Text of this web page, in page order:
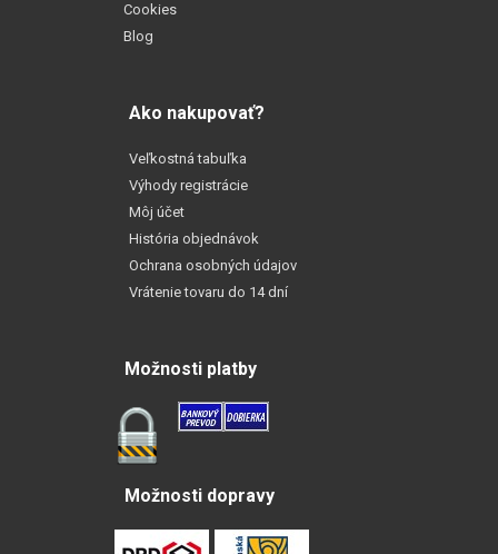
Cookies
Blog
Ako nakupovať?
Veľkostná tabuľka
Výhody registrácie
Môj účet
História objednávok
Ochrana osobných údajov
Vrátenie tovaru do 14 dní
Možnosti platby
Možnosti dopravy